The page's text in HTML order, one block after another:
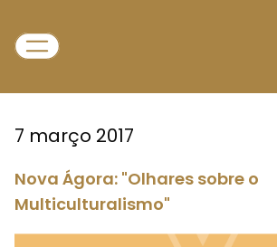
7 março 2017
Nova Ágora: "Olhares sobre o
Multiculturalismo"